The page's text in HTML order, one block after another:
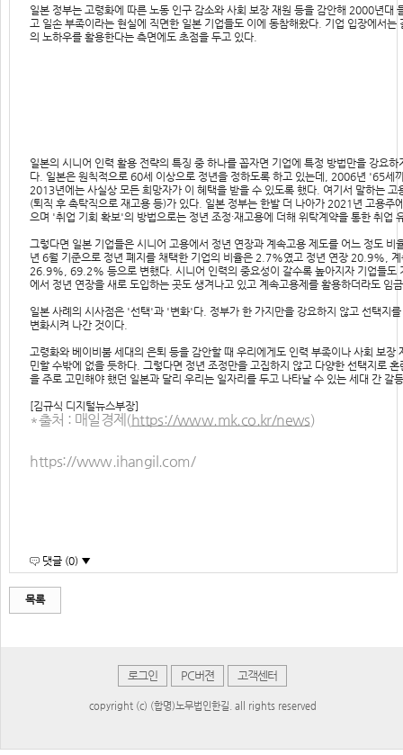
일본 정부는 고령화에 따른 노동 인구 감소와 사회 보장 재원 등을 감안해 2000년대
고 일손 부족이라는 현실에 직면한 일본 기업들도 이에 동참해왔다. 기업 입장에서
의 노하우를 활용한다는 측면에도 초점을 두고 있다.
일본의 시니어 인력 활용 전략의 특징 중 하나를 꼽자면 기업에 특정 방법만을 강요
다. 일본은 원칙적으로 60세 이상으로 정년을 정하도록 하고 있는데, 2006년 '65세
2013년에는 사실상 모든 희망자가 이 혜택을 받을 수 있도록 했다. 여기서 말하는
(퇴직 후 촉탁직으로 재고용 등)가 있다. 일본 정부는 한발 더 나아가 2021년 고용
으며 '취업 기회 확보'의 방법으로는 정년 조정·재고용에 더해 위탁계약을 통한 취업
그렇다면 일본 기업들은 시니어 고용에서 정년 연장과 계속고용 제도를 어느 정도
년 6월 기준으로 정년 폐지를 채택한 기업의 비율은 2.7%였고 정년 연장 20.9%,
26.9%, 69.2% 등으로 변했다. 시니어 인력의 중요성이 갈수록 높아지자 기업들도
에서 정년 연장을 새로 도입하는 곳도 생겨나고 있고 계속고용제를 활용하더라도 임
일본 사례의 시사점은 '선택'과 '변화'다. 정부가 한 가지만을 강요하지 않고 선택지
변화시켜 나간 것이다.
고령화와 베이비붐 세대의 은퇴 등을 감안할 때 우리에게도 인력 부족이나 사회 보
민할 수밖에 없을 듯하다. 그렇다면 정년 조정만을 고집하지 않고 다양한 선택지로
을 주로 고민해야 했던 일본과 달리 우리는 일자리를 두고 나타날 수 있는 세대 간 갈
[김규식 디지털뉴스부장]
*출처 : 매일경제(https://www.mk.co.kr/news)
https://www.ihangil.com/
댓글 (0) ▼
목록
로그인 PC버젼 고객센터
copyright (c) (합명)노무법인한길. all rights reserved